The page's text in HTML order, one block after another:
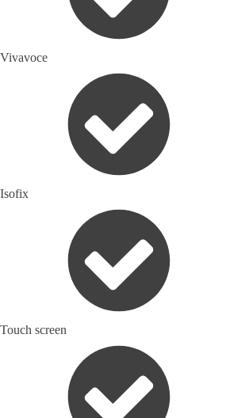
Vivavoce
Isofix
Touch screen